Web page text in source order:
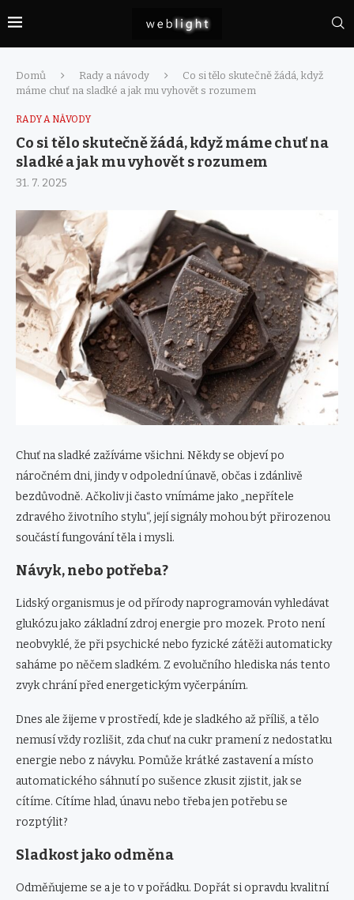
Domů Rady a návody
Co si tělo skutečně žádá, když
máme chuť na sladké a jak mu vyhovět s rozumem
RADY A NÁVODY
Co si tělo skutečně žádá, když máme chuť na
sladké a jak mu vyhovět s rozumem
31. 7. 2025
Chuť na sladké zažíváme všichni. Někdy se objeví po
náročném dni, jindy v odpolední únavě, občas i zdánlivě
bezdůvodně. Ačkoliv ji často vnímáme jako „nepřítele
zdravého životního stylu“, její signály mohou být přirozenou
součástí fungování těla i mysli.
Návyk, nebo potřeba?
Lidský organismus je od přírody naprogramován vyhledávat
glukózu jako základní zdroj energie pro mozek. Proto není
neobvyklé, že při psychické nebo fyzické zátěži automaticky
saháme po něčem sladkém. Z evolučního hlediska nás tento
zvyk chrání před energetickým vyčerpáním.
Dnes ale žijeme v prostředí, kde je sladkého až příliš, a tělo
nemusí vždy rozlišit, zda chuť na cukr pramení z nedostatku
energie nebo z návyku. Pomůže krátké zastavení a místo
automatického sáhnutí po sušence zkusit zjistit, jak se
cítíme. Cítíme hlad, únavu nebo třeba jen potřebu se
rozptýlit?
Sladkost jako odměna
Odměňujeme se a je to v pořádku. Dopřát si opravdu kvalitní